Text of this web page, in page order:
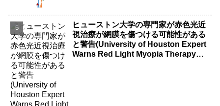
ヒューストン大学の専門家が赤色光近
視治療が網膜を傷つける可能性がある
と警告(University of Houston Expert
Warns Red Light Myopia Therapy